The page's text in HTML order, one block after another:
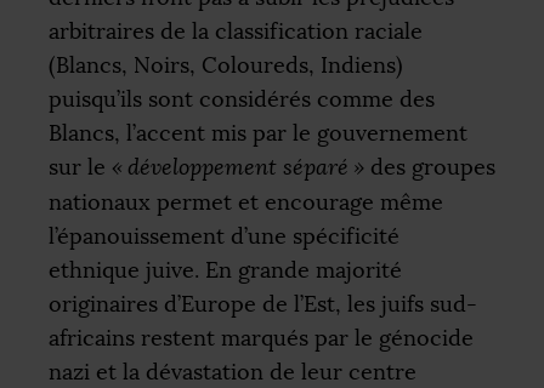
arbitraires de la classification raciale
(Blancs, Noirs, Coloureds, Indiens)
puisqu’ils sont considérés comme des
Blancs, l’accent mis par le gouvernement
sur le « développement séparé » des groupes
nationaux permet et encourage même
l’épanouissement d’une spécificité
ethnique juive. En grande majorité
originaires d’Europe de l’Est, les juifs sud-
africains restent marqués par le génocide
nazi et la dévastation de leur centre